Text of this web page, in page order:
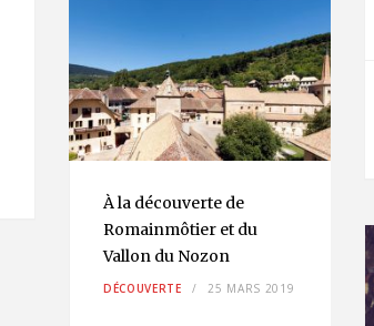
À la découverte de
Romainmôtier et du
Vallon du Nozon
DÉCOUVERTE 25 MARS 2019